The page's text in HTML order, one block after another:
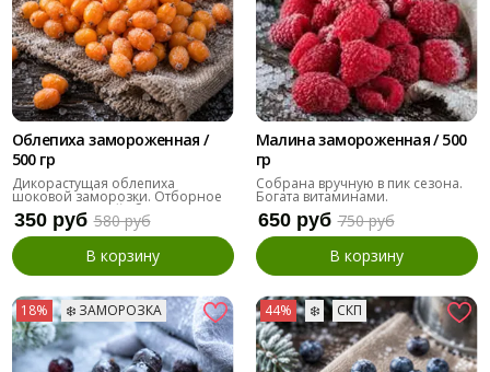
Облепиха замороженная /
500 гр
Дикорастущая облепиха
шоковой заморозки. Отборное
качество. Ручной сбор.
350 руб 580 руб
В корзину
Малина замороженная / 500
гр
Собрана вручную в пик сезона.
Богата витаминами.
650 руб 750 руб
В корзину
18% ❄️ ЗАМОРОЗКА 44% ❄️ СКП